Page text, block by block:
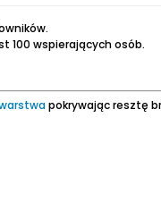
100 wspierających osób.
pokrywając resztę